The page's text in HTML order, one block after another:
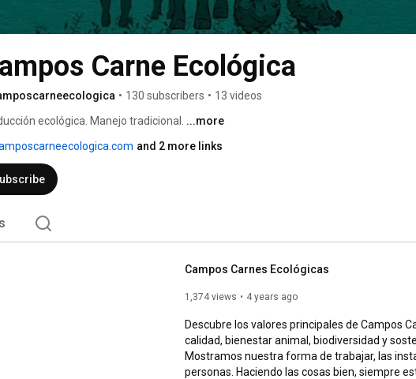
Carne Ecológica
• 130 subscribers • 13 videos
ecológica. Manejo tradicional. ...more
and 2 more links
Campos Carnes Ecológicas
1,374 views 4 years ago
Descubre los valores principales de Campos
calidad, bienestar animal, biodiversidad y
Mostramos nuestra forma de trabajar, las
personas. Haciendo las cosas bien, siempre